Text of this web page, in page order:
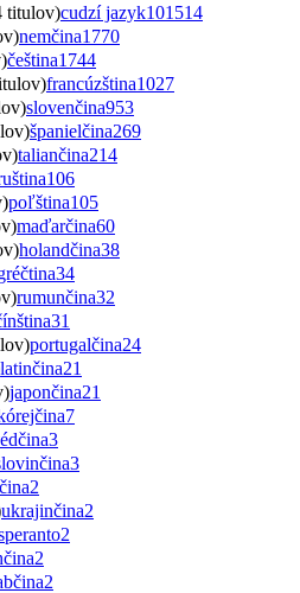
titulov)cudzí jazyk101514
nemčina1770
čeština1744
francúzština1027
slovenčina953
španielčina269
taliančina214
106
poľština105
maďarčina60
holandčina38
34
rumunčina32
31
portugalčina24
latinčina21
japončina21
7
3
3
2
ukrajinčina2
2
2
2